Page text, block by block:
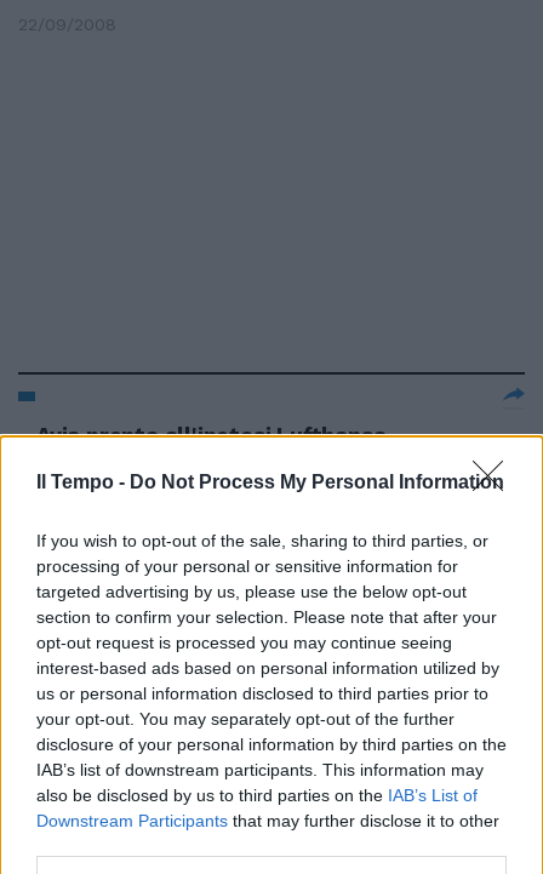
Il Tempo - Do Not Process My Personal Information
If you wish to opt-out of the sale, sharing to third parties, or
processing of your personal or sensitive information for
targeted advertising by us, please use the below opt-out
section to confirm your selection. Please note that after your
opt-out request is processed you may continue seeing
interest-based ads based on personal information utilized by
us or personal information disclosed to third parties prior to
your opt-out. You may separately opt-out of the further
disclosure of your personal information by third parties on the
IAB’s list of downstream participants. This information may
also be disclosed by us to third parties on the IAB’s List of
Downstream Participants that may further disclose it to other
22/09/2008
Avia pronta all'ipotesi Lufthansa
festa
Maurizio Gallo[email protected]
Di fronte all'ipotesi di ...
07/02/2008
MPS apre all'ipotesi di rilevare la
quota del 7,13% di Hopa in mano